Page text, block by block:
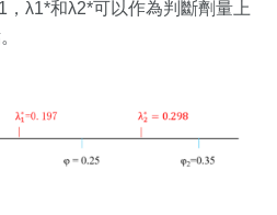
λ1*和λ2*可以作為判斷劑量上